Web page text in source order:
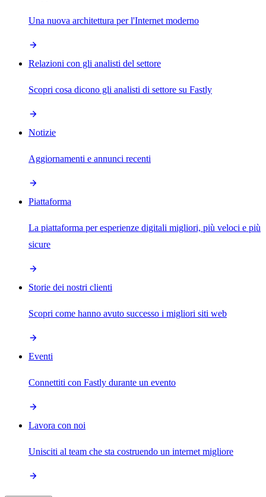
Una nuova architettura per l'Internet moderno
Relazioni con gli analisti del settore
Scopri cosa dicono gli analisti di settore su Fastly
Notizie
Aggiornamenti e annunci recenti
Piattaforma
La piattaforma per esperienze digitali migliori, più veloci e più
sicure
Storie dei nostri clienti
Scopri come hanno avuto successo i migliori siti web
Eventi
Connettiti con Fastly durante un evento
Lavora con noi
Unisciti al team che sta costruendo un internet migliore